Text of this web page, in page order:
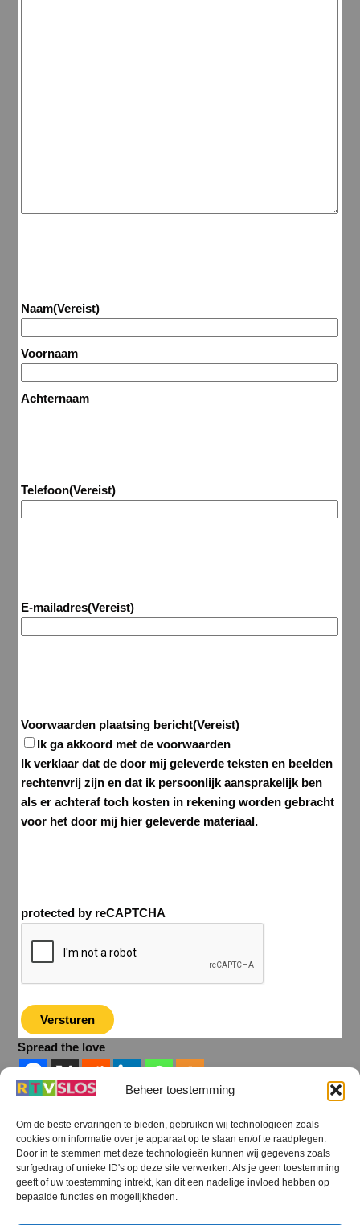
Beheer toestemming
Om de beste ervaringen te bieden, gebruiken wij technologieën zoals
cookies om informatie over je apparaat op te slaan en/of te raadplegen.
Door in te stemmen met deze technologieën kunnen wij gegevens zoals
surfgedrag of unieke ID's op deze site verwerken. Als je geen toestemming
geeft of uw toestemming intrekt, kan dit een nadelige invloed hebben op
bepaalde functies en mogelijkheden.
Naam(Vereist)
Voornaam
Achternaam
Telefoon(Vereist)
E-mailadres(Vereist)
Voorwaarden plaatsing bericht(Vereist)
Ik ga akkoord met de voorwaarden
Ik verklaar dat de door mij geleverde teksten en beelden
rechtenvrij zijn en dat ik persoonlijk aansprakelijk ben
als er achteraf toch kosten in rekening worden gebracht
voor het door mij hier geleverde materiaal.
protected by reCAPTCHA
Spread the love
Terug
naar
boven
RTV SLOS